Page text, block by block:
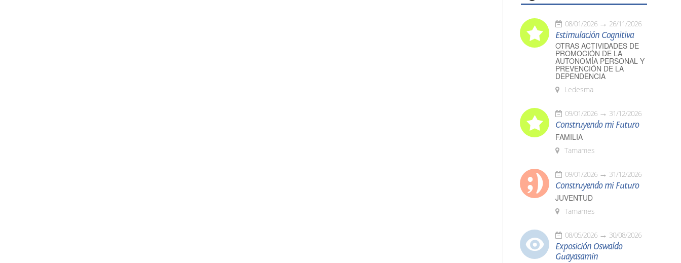
08/01/2026 26/11/2026
Estimulación Cognitiva
OTRAS ACTIVIDADES DE
PROMOCIÓN DE LA
AUTONOMÍA PERSONAL Y
PREVENCIÓN DE LA
DEPENDENCIA
Ledesma
09/01/2026 31/12/2026
Construyendo mi Futuro
FAMILIA
Tamames
09/01/2026 31/12/2026
Construyendo mi Futuro
JUVENTUD
Tamames
08/05/2026 30/08/2026
Exposición Oswaldo
Guayasamín